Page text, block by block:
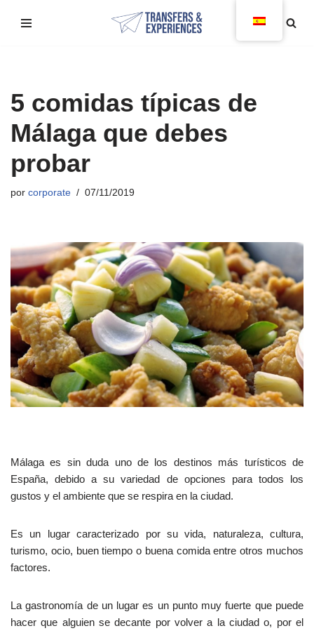
5 comidas típicas de
Málaga que debes
probar
por corporate 07/11/2019
Málaga es sin duda uno de los destinos más turísticos de
España, debido a su variedad de opciones para todos los
gustos y el ambiente que se respira en la ciudad.
Es un lugar caracterizado por su vida, naturaleza, cultura,
turismo, ocio, buen tiempo o buena comida entre otros muchos
factores.
La gastronomía de un lugar es un punto muy fuerte que puede
hacer que alguien se decante por volver a la ciudad o, por el